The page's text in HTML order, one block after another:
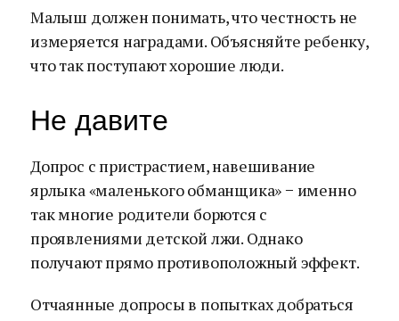
Малыш должен понимать, что честность не
измеряется наградами. Объясняйте ребенку,
что так поступают хорошие люди.
Не давите
Допрос с пристрастием, навешивание
ярлыка «маленького обманщика» − именно
так многие родители борются с
проявлениями детской лжи. Однако
получают прямо противоположный эффект.
Отчаянные допросы в попытках добраться